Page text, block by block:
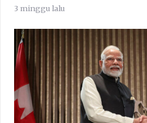
3 minggu lalu